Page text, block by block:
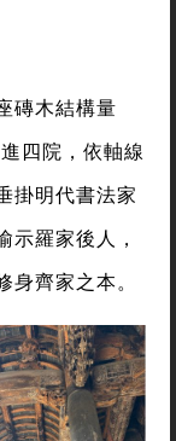
磚木結構量
四院，依軸線
掛明代書法家
示羅家後人，
齊家之本。